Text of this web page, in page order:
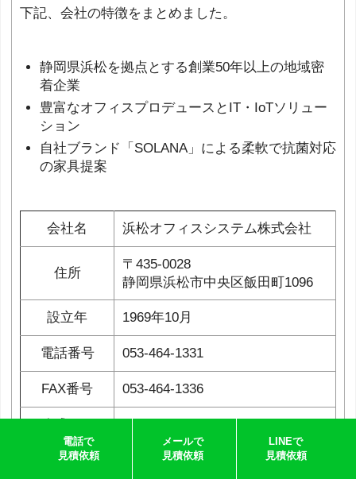
下記、会社の特徴をまとめました。
静岡県浜松を拠点とする創業50年以上の地域密
着企業
豊富なオフィスプロデュースとIT・IoTソリュー
ション
自社ブランド「SOLANA」による柔軟で抗菌対応
の家具提案
会社名 浜松オフィスシステム株式会社
住所
〒435-0028
静岡県浜松市中央区飯田町1096
設立年 1969年10月
電話番号 053-464-1331
FAX番号 053-464-1336
電話で
見積依頼
メールで
見積依頼
LINEで
見積依頼